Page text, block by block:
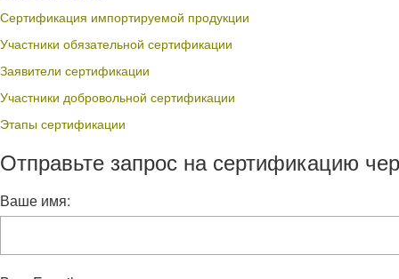
Сертификация импортируемой продукции
Участники обязательной сертификации
Заявители сертификации
Участники добровольной сертификации
Этапы сертификации
Отправьте запрос на сертификацию
Ваше имя: